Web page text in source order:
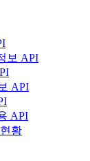
보 API
API
API
황